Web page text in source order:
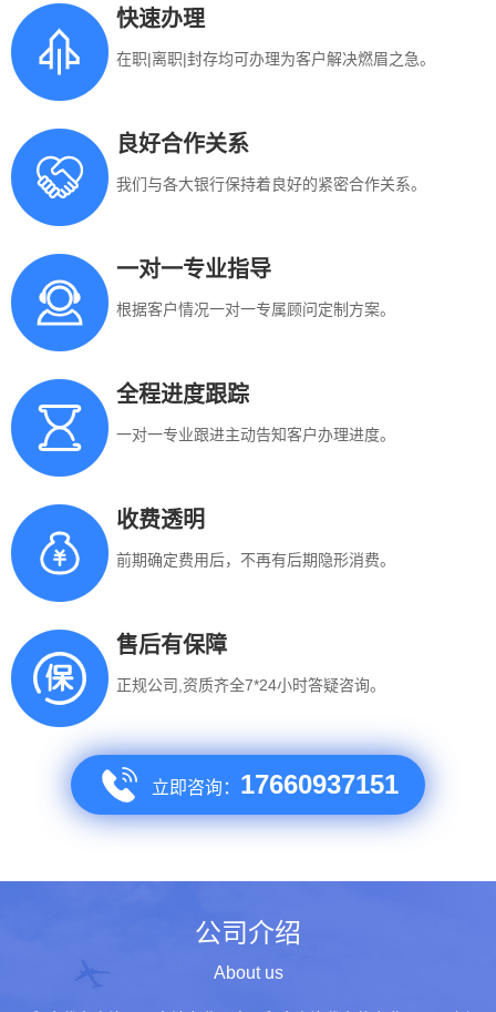
快速办理
在职|离职|封存均可办理为客户解决燃眉之急。
良好合作关系
我们与各大银行保持着良好的紧密合作关系。
一对一专业指导
根据客户情况一对一专属顾问定制方案。
全程进度跟踪
一对一专业跟进主动告知客户办理进度。
收费透明
前期确定费用后，不再有后期隐形消费。
售后有保障
正规公司,资质齐全7*24小时答疑咨询。
立即咨询： 17660937151
公司介绍
About us